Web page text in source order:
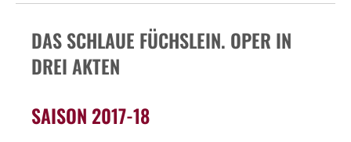
DAS SCHLAUE FÜCHSLEIN. OPER IN
DREI AKTEN
SAISON 2017-18